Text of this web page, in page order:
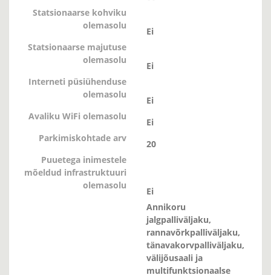
Statsionaarse kohviku
olemasolu
Ei
Statsionaarse majutuse
olemasolu
Ei
Interneti püsiühenduse
olemasolu
Ei
Avaliku WiFi olemasolu
Ei
Parkimiskohtade arv
20
Puuetega inimestele
mõeldud infrastruktuuri
olemasolu
Ei
Annikoru
jalgpalliväljaku,
rannavõrkpalliväljaku,
tänavakorvpalliväljaku,
välijõusaali ja
multifunktsionaalse